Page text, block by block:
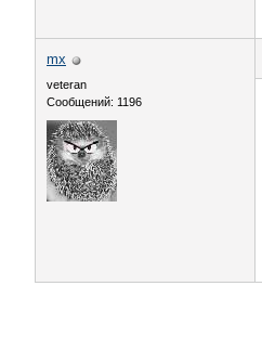
mx
veteran
Сообщений: 1196